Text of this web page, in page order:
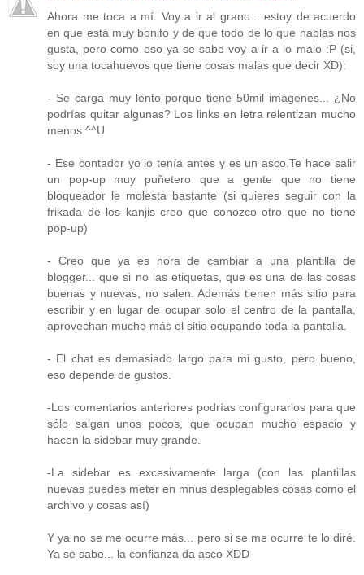
Ahora me toca a mí. Voy a ir al grano... estoy de acuerdo
en que está muy bonito y de que todo de lo que hablas nos
gusta, pero como eso ya se sabe voy a ir a lo malo :P (si,
soy una tocahuevos que tiene cosas malas que decir XD):
- Se carga muy lento porque tiene 50mil imágenes... ¿No
podrías quitar algunas? Los links en letra relentizan mucho
menos ^^U
- Ese contador yo lo tenía antes y es un asco.Te hace salir
un pop-up muy puñetero que a gente que no tiene
bloqueador le molesta bastante (si quieres seguir con la
frikada de los kanjis creo que conozco otro que no tiene
pop-up)
- Creo que ya es hora de cambiar a una plantilla de
blogger... que si no las etiquetas, que es una de las cosas
buenas y nuevas, no salen. Además tienen más sitio para
escribir y en lugar de ocupar solo el centro de la pantalla,
aprovechan mucho más el sitio ocupando toda la pantalla.
- El chat es demasiado largo para mi gusto, pero bueno,
eso depende de gustos.
-Los comentarios anteriores podrías configurarlos para que
sólo salgan unos pocos, que ocupan mucho espacio y
hacen la sidebar muy grande.
-La sidebar es excesivamente larga (con las plantillas
nuevas puedes meter en mnus desplegables cosas como el
archivo y cosas así)
Y ya no se me ocurre más... pero si se me ocurre te lo diré.
Ya se sabe... la confianza da asco XDD